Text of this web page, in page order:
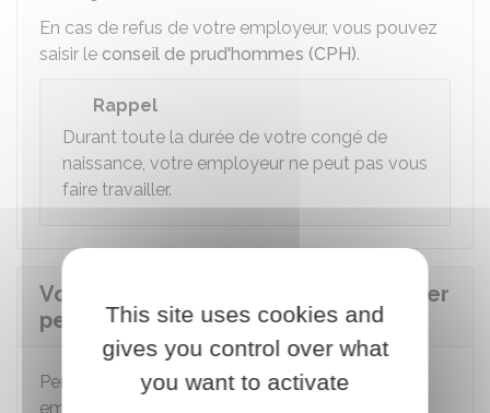
En cas de refus de votre employeur, vous pouvez
saisir le conseil de prud'hommes (CPH).
Rappel
Durant toute la durée de votre congé de
naissance, votre employeur ne peut pas vous
faire travailler.
Votre employeur peut-il vous licencier
pendant votre congé de naissance ?
Pendant votre congé de naissance, votre
employeur ne peut pas vous licencier.
This site uses cookies and
gives you control over what
you want to activate